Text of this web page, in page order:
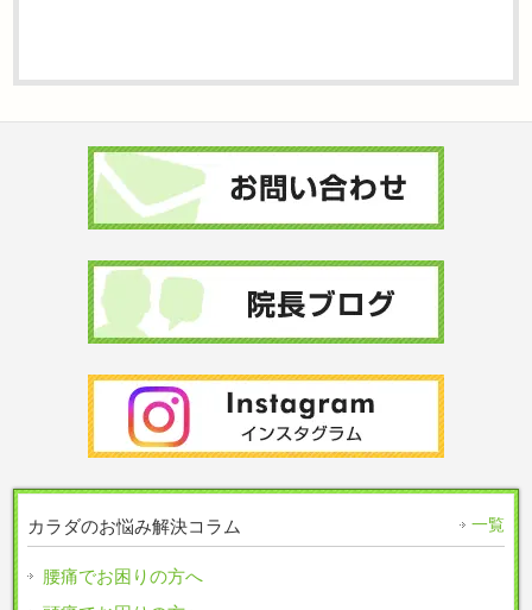
カラダのお悩み解決コラム 一覧
腰痛でお困りの方へ